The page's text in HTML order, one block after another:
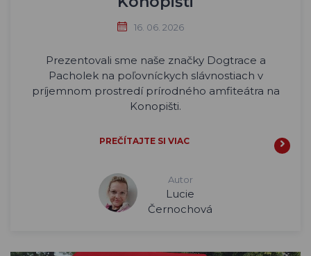
16. 06. 2026
Prezentovali sme naše značky Dogtrace a
Pacholek na poľovníckych slávnostiach v
príjemnom prostredí prírodného amfiteátra na
Konopišti.
PREČÍTAJTE SI VIAC
Autor
Lucie
Černochová